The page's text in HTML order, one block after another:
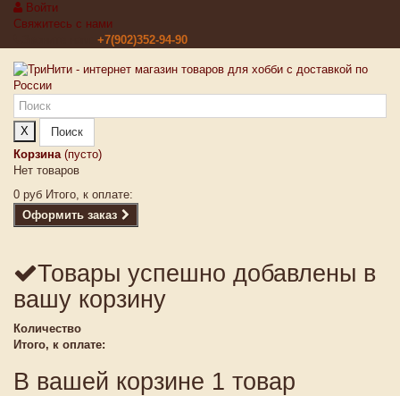
Войти
Свяжитесь с нами
+7(902)352-94-90
X
Поиск
Корзина (пусто)
Нет товаров
0 руб Итого, к оплате:
Оформить заказ
Товары успешно добавлены в
вашу корзину
Количество
Итого, к оплате:
В вашей корзине 1 товар